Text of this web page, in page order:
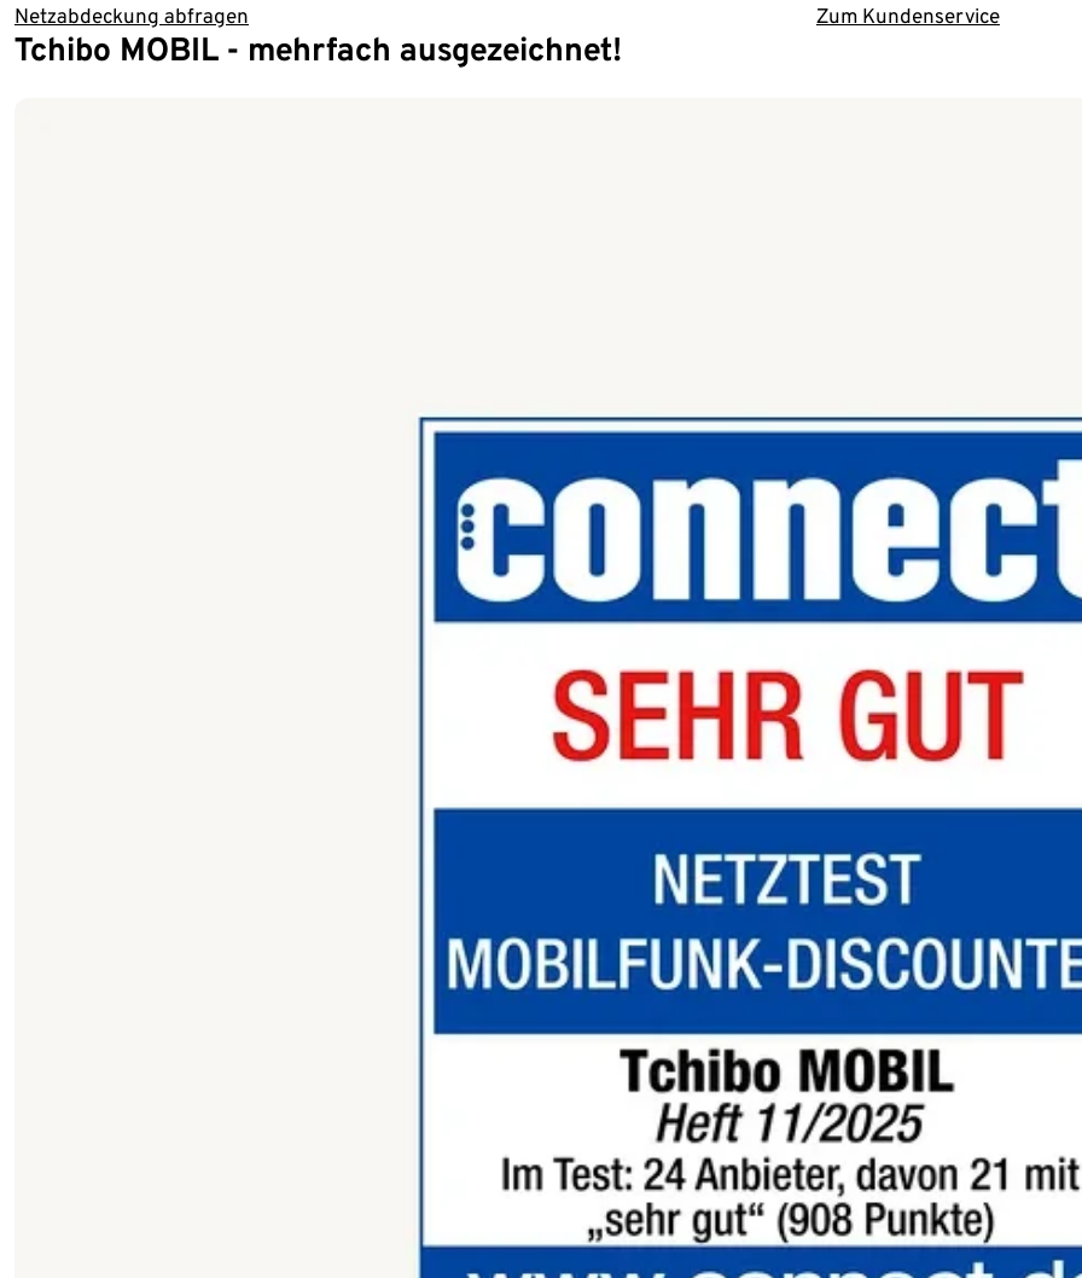
Netzabdeckung abfragen
Zum Kundenservice
Tchibo MOBIL - mehrfach ausgezeichnet!
Ende der Auflistung